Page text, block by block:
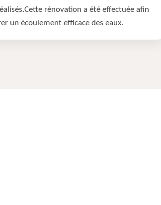
rénovation a été effectuée afin
un écoulement efficace des eaux.